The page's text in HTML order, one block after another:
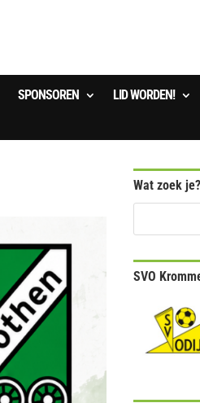
SPONSOREN LID WORDEN!
Wat zoek je?
SVO